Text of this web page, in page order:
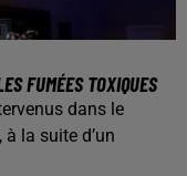
FUMÉES TOXIQUES
dans le
la suite d’un